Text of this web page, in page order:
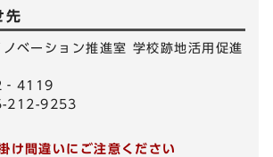
先
ベーション推進室 学校跡地活用促進
212-9253
け間違いにご注意ください